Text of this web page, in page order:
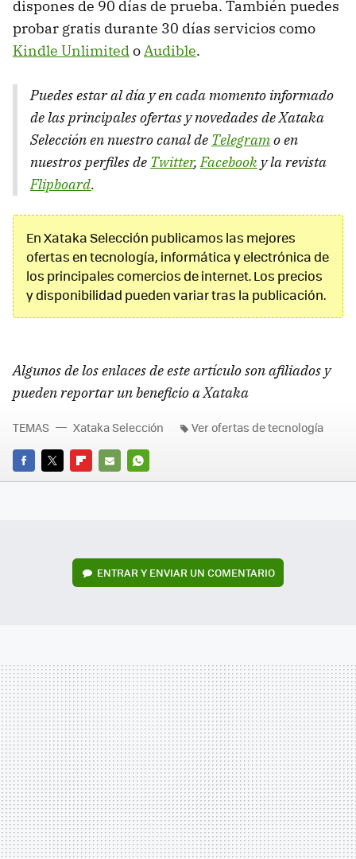
dispones de 90 días de prueba. También puedes
probar gratis durante 30 días servicios como
Kindle UnlimitedoAudible.
Puedes estar al día y en cada momento informado
de las principales ofertas y novedades de Xataka
Selección en nuestro canal de Telegramo en
nuestros perfiles de Twitter,Facebook y la revista
Flipboard.
En Xataka Selección publicamos las mejores
ofertas en tecnología, informática y electrónica de
los principales comercios de internet. Los precios
y disponibilidad pueden variar tras la publicación.
Algunos de los enlaces de este artículo son afiliados y
pueden reportar un beneficio a Xataka
FACEBOOK
TWITTERFLIPBOARD
E-
WHATSAPP
TEMAS Xataka Selección Ver ofertas de tecnología
ENTRAR Y ENVIAR UN COMENTARIO